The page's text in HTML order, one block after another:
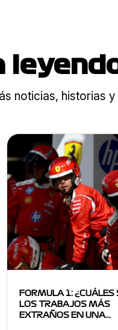
noticias, historias
FORMULA 1: ¿CUÁLES
LOS TRABAJOS MÁS
EXTRAÑOS EN UNA…